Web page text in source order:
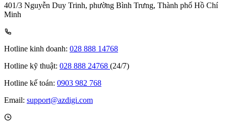
401/3 Nguyễn Duy Trinh, phường Bình Trưng, Thành phố Hồ Chí
Minh
Hotline kinh doanh: 028 888 14768
Hotline kỹ thuật: 028 888 24768 (24/7)
Hotline kế toán: 0903 982 768
Email: support@azdigi.com